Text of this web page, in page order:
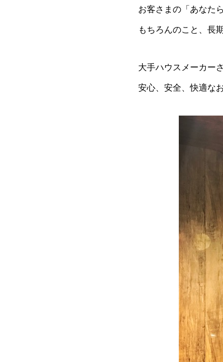
お客さまの「あなた
もちろんのこと、長
大手ハウスメーカー
安心、安全、快適な